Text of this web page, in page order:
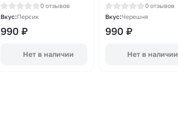
(Peach Colada)
0 отзывов
Вкус:Персик
990 ₽
Нет в наличии
0 отзывов
Вкус:Черешня
990 ₽
Нет в наличии